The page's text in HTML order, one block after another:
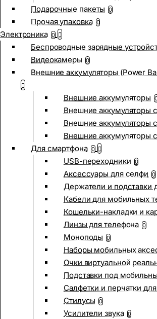
Подарочные пакеты 0
Прочая упаковка 0
Электроника 0
Беспроводные зарядные
Видеокамеры 0
Внешние аккумуляторы (Power
Внешние аккумуляторы
Внешние аккумуляторы
Внешние аккумуляторы
Внешние аккумуляторы
Для смартфона 0
USB-переходники 0
Аксессуары для селфи 0
Держатели и подставки
Кабели для мобильных
Кошельки-накладки и
Линзы для телефона 0
Моноподы 0
Наборы мобильных
Очки виртуальной
Подставки под
Салфетки и перчатки
Стилусы 0
Усилители звука 0